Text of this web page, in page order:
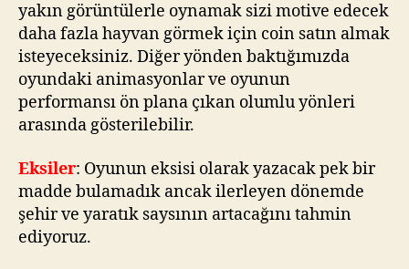
yakın görüntülerle oynamak sizi motive edecek
daha fazla hayvan görmek için coin satın almak
isteyeceksiniz. Diğer yönden baktığımızda
oyundaki animasyonlar ve oyunun
performansı ön plana çıkan olumlu yönleri
arasında gösterilebilir.
Eksiler: Oyunun eksisi olarak yazacak pek bir
madde bulamadık ancak ilerleyen dönemde
şehir ve yaratık saysının artacağını tahmin
ediyoruz.